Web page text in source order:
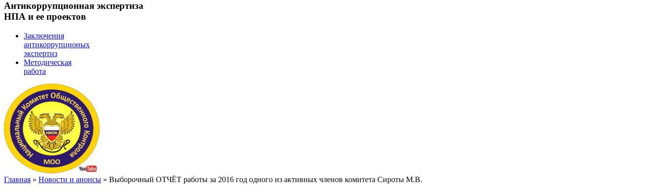
Антикоррупционная экспертиза
НПА и ее проектов
Заключения
антикоррупционых
экспертиз
Методическая
работа
Главная » Новости и анонсы » Выборочный ОТЧЁТ работы за 2016 год одного из активных членов комитета Сироты М.В.